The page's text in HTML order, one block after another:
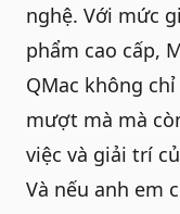
nghệ. Với mức
phẩm cao cấp,
QMac không
mượt mà mà
việc và giải trí
Và nếu anh em